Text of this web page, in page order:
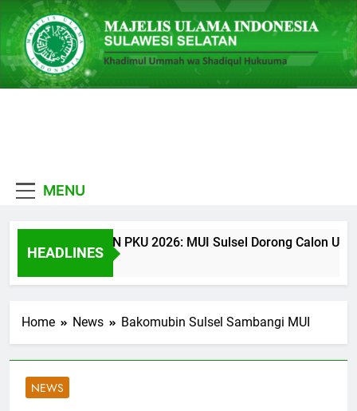
Skip
to
content
MENU
HEADLINES
CATATAN PKU 2026: MUI Sulsel Dorong Calon
2 Hari Ago
Home News Bakomubin Sulsel Sambangi MUI
NEWS